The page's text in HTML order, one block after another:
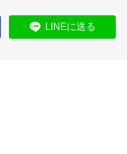
LINEに送る